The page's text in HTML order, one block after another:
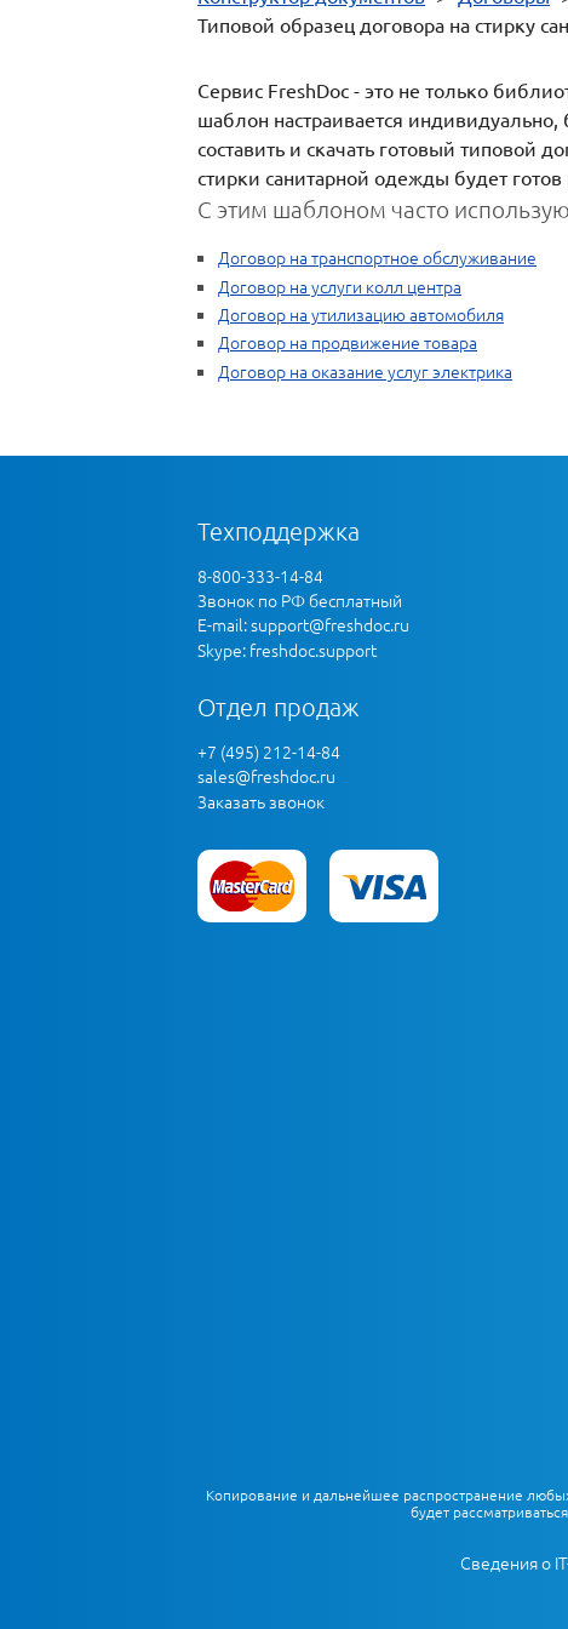
Типовой образец договора на стирку
Сервис FreshDoc - это не только
шаблон настраивается
составить и скачать готовый типовой
стирки санитарной одежды будет готов
С этим шаблоном часто
Договор на транспортное обслуживание
Договор на услуги колл центра
Договор на утилизацию автомобиля
Договор на продвижение товара
Договор на оказание услуг электрика
Техподдержка
8-800-333-14-84
Звонок по РФ бесплатный
E-mail:support@freshdoc.ru
Skype: freshdoc.support
Отдел продаж
+7 (495) 212-14-84
sales@freshdoc.ru
Заказать звонок
Копирование и дальнейшее распространение
будет
Сведения о